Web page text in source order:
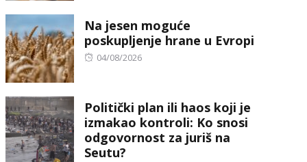
Na jesen moguće
poskupljenje hrane u Evropi
Posted
04/08/2026
Politički plan ili haos koji je
izmakao kontroli: Ko snosi
odgovornost za juriš na
Seutu?